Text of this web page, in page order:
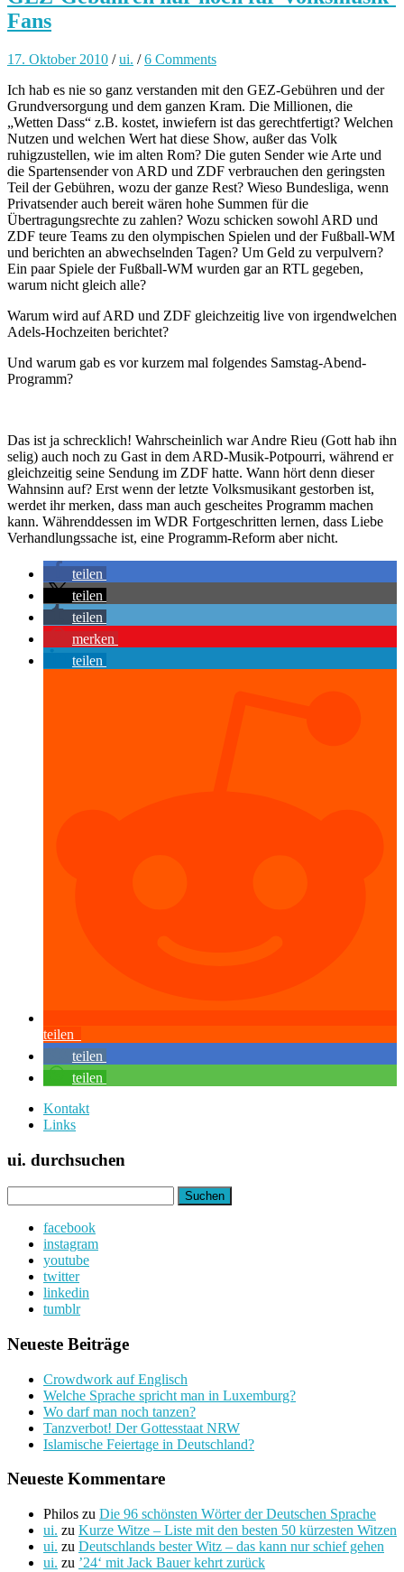
Fans
17. Oktober 2010 /ui. /6 Comments
Ich hab es nie so ganz verstanden mit den GEZ-Gebühren und der
Grundversorgung und dem ganzen Kram. Die Millionen, die
„Wetten Dass“ z.B. kostet, inwiefern ist das gerechtfertigt? Welchen
Nutzen und welchen Wert hat diese Show, außer das Volk
ruhigzustellen, wie im alten Rom? Die guten Sender wie Arte und
die Spartensender von ARD und ZDF verbrauchen den geringsten
Teil der Gebühren, wozu der ganze Rest? Wieso Bundesliga, wenn
Privatsender auch bereit wären hohe Summen für die
Übertragungsrechte zu zahlen? Wozu schicken sowohl ARD und
ZDF teure Teams zu den olympischen Spielen und der Fußball-WM
und berichten an abwechselnden Tagen? Um Geld zu verpulvern?
Ein paar Spiele der Fußball-WM wurden gar an RTL gegeben,
warum nicht gleich alle?
Warum wird auf ARD und ZDF gleichzeitig live von irgendwelchen
Adels-Hochzeiten berichtet?
Und warum gab es vor kurzem mal folgendes Samstag-Abend-
Programm?
Das ist ja schrecklich! Wahrscheinlich war Andre Rieu (Gott hab ihn
selig) auch noch zu Gast in dem ARD-Musik-Potpourri, während er
gleichzeitig seine Sendung im ZDF hatte. Wann hört denn dieser
Wahnsinn auf? Erst wenn der letzte Volksmusikant gestorben ist,
werdet ihr merken, dass man auch gescheites Programm machen
kann. Währenddessen im WDR Fortgeschritten lernen, dass Liebe
Verhandlungssache ist, eine Programm-Reform aber nicht.
teilen
teilen
teilen
merken
teilen
teilen
teilen
teilen
Kontakt
Links
ui. durchsuchen
nach:
facebook
instagram
youtube
twitter
linkedin
tumblr
Neueste Beiträge
Crowdwork auf Englisch
Welche Sprache spricht man in Luxemburg?
Wo darf man noch tanzen?
Tanzverbot! Der Gottesstaat NRW
Islamische Feiertage in Deutschland?
Neueste Kommentare
Philos zu Die 96 schönsten Wörter der Deutschen Sprache
ui. zu Kurze Witze – Liste mit den besten 50 kürzesten Witzen
ui. zu Deutschlands bester Witz – das kann nur schief gehen
ui. zu ’24‘ mit Jack Bauer kehrt zurück